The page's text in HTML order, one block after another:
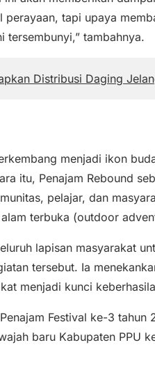
perayaan, tapi upaya
tersembunyi,” tambahnya.
Distribusi Daging
menjadi ikon
itu, Penajam Rebound
pelajar, dan
terbuka (outdoor
lapisan masyarakat
tersebut. Ia
menjadi kunci
Festival ke-3 tahun
baru Kabupaten PPU